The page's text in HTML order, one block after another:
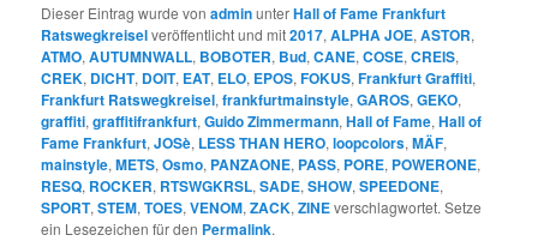
Dieser Eintrag wurde vonadminunterHall of Fame Frankfurt
Ratswegkreiselveröffentlicht und mit2017,ALPHA JOE,ASTOR,
ATMO,AUTUMNWALL, BOBOTER, Bud,CANE,COSE,CREIS,
CREK, DICHT, DOIT, EAT, ELO, EPOS,FOKUS,Frankfurt Graffiti,
Frankfurt Ratswegkreisel,frankfurtmainstyle,GAROS,GEKO,
graffiti,graffitifrankfurt,Guido Zimmermann,Hall of Fame,Hall of
Fame Frankfurt,JOSè, LESS THAN HERO,loopcolors,MÄF,
mainstyle,METS,Osmo, PANZAONE, PASS, PORE, POWERONE,
RESQ, ROCKER, RTSWGKRSL,SADE,SHOW,SPEEDONE,
SPORT,STEM,TOES,VENOM,ZACK,ZINEverschlagwortet. Setze
ein Lesezeichen für den Permalink.